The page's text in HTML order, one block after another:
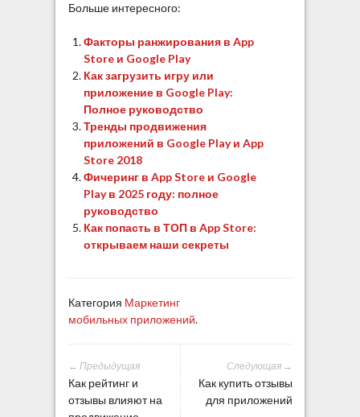
Больше интересного:
Факторы ранжирования в App
Store и Google Play
Как загрузить игру или
приложение в Google Play:
Полное руководство
Тренды продвижения
приложений в Google Play и App
Store 2018
Фичеринг в App Store и Google
Play в 2025 году: полное
руководство
Как попасть в ТОП в App Store:
открываем наши секреты
Категория Маркетинг
мобильных приложений.
Следующая →
Как купить отзывы
для приложений
← Предыдущая
Как рейтинг и
отзывы влияют на